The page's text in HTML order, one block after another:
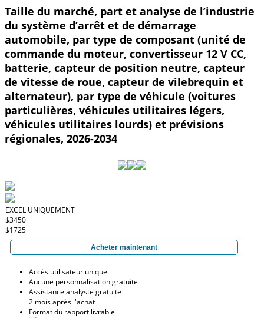
Taille du marché, part et analyse de l’industrie
du système d’arrêt et de démarrage
automobile, par type de composant (unité de
commande du moteur, convertisseur 12 V CC,
batterie, capteur de position neutre, capteur
de vitesse de roue, capteur de vilebrequin et
alternateur), par type de véhicule (voitures
particulières, véhicules utilitaires légers,
véhicules utilitaires lourds) et prévisions
régionales, 2026-2034
EXCEL UNIQUEMENT
$3450
$1725
Acheter maintenant
Accès utilisateur unique
Aucune personnalisation gratuite
Assistance analyste gratuite
2 mois après l'achat
Format du rapport livrable